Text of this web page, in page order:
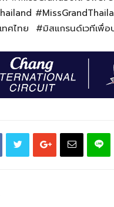
ทศไทย #มิสแกรนด์เวทีเพื่อ